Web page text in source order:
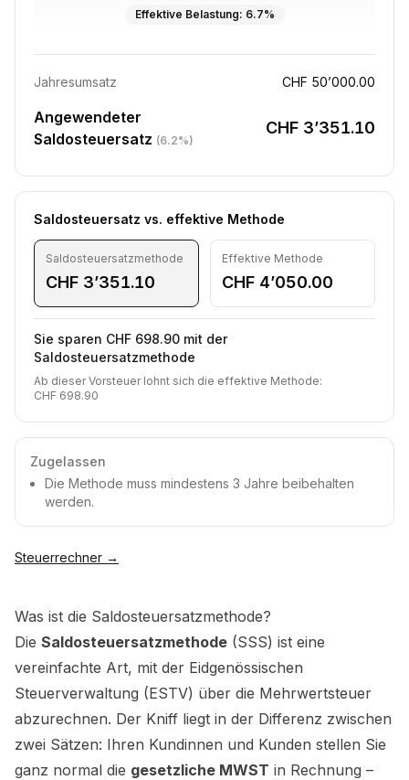
Effektive Belastung: 6.7%
Jahresumsatz CHF 50’000.00
Angewendeter
Saldosteuersatz (6.2%)
CHF 3’351.10
Saldosteuersatz vs. effektive Methode
Saldosteuersatzmethode
CHF 3’351.10
Effektive Methode
CHF 4’050.00
Sie sparen CHF 698.90 mit der
Saldosteuersatzmethode
Ab dieser Vorsteuer lohnt sich die effektive Methode:
CHF 698.90
Zugelassen
Die Methode muss mindestens 3 Jahre beibehalten
werden.
Steuerrechner →
Was ist die Saldosteuersatzmethode?
Die Saldosteuersatzmethode (SSS) ist eine
vereinfachte Art, mit der Eidgenössischen
Steuerverwaltung (ESTV) über die Mehrwertsteuer
abzurechnen. Der Kniff liegt in der Differenz zwischen
zwei Sätzen: Ihren Kundinnen und Kunden stellen Sie
ganz normal die gesetzliche MWST in Rechnung –